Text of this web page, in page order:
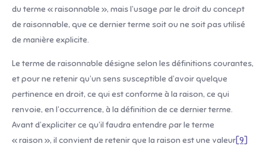
du terme « raisonnable », mais l’usage par le droit du concept
de raisonnable, que ce dernier terme soit ou ne soit pas utilisé
de manière explicite.
Le terme de raisonnable désigne selon les définitions courantes,
et pour ne retenir qu’un sens susceptible d’avoir quelque
pertinence en droit, ce qui est conforme à la raison, ce qui
renvoie, en l’occurrence, à la définition de ce dernier terme.
Avant d’expliciter ce qu’il faudra entendre par le terme
« raison », il convient de retenir que la raison est une valeur[9]